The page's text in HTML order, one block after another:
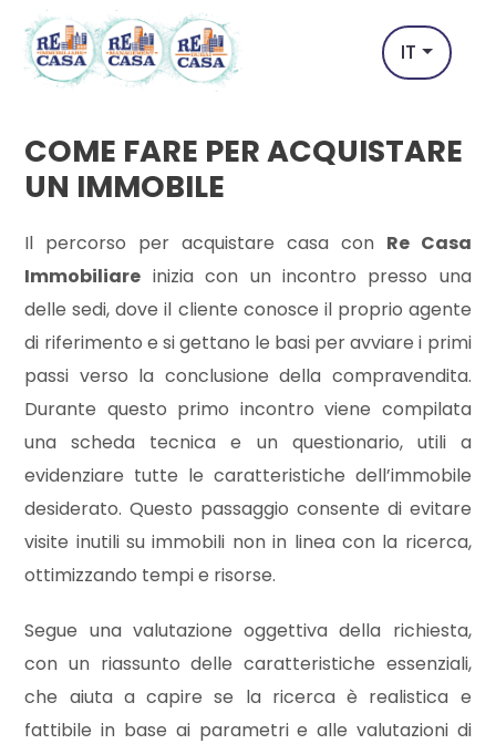
IT
COME FARE PER ACQUISTARE
UN IMMOBILE
Il percorso per acquistare casa con Re Casa
Immobiliare inizia con un incontro presso una
delle sedi, dove il cliente conosce il proprio agente
di riferimento e si gettano le basi per avviare i primi
passi verso la conclusione della compravendita.
Durante questo primo incontro viene compilata
una scheda tecnica e un questionario, utili a
evidenziare tutte le caratteristiche dell’immobile
desiderato. Questo passaggio consente di evitare
visite inutili su immobili non in linea con la ricerca,
ottimizzando tempi e risorse.
Segue una valutazione oggettiva della richiesta,
con un riassunto delle caratteristiche essenziali,
che aiuta a capire se la ricerca è realistica e
fattibile in base ai parametri e alle valutazioni di
IT
EN
L'AGENZIA
OBIETTIVO
DUBAI
VENDITA
AFFITTI
ESTIVI
CANTIERI
NEWS
CONTATTI
Codice
Contratto
Scegli
dove
cercare
Provincia
Comune